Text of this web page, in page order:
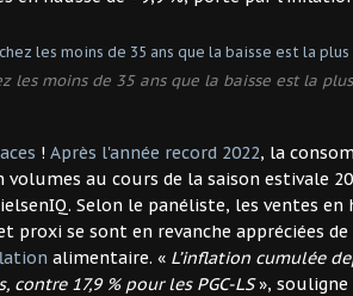
les moins de 35 ans que la baisse est la
! Après l'année record 2022, la
volumes au cours de la saison estivale
Selon le panéliste, les ventes en
proxi se sont en revanche appréciées de
alimentaire. « L’inflation cumulée
contre 17,9 % pour les PGC-LS», souligne